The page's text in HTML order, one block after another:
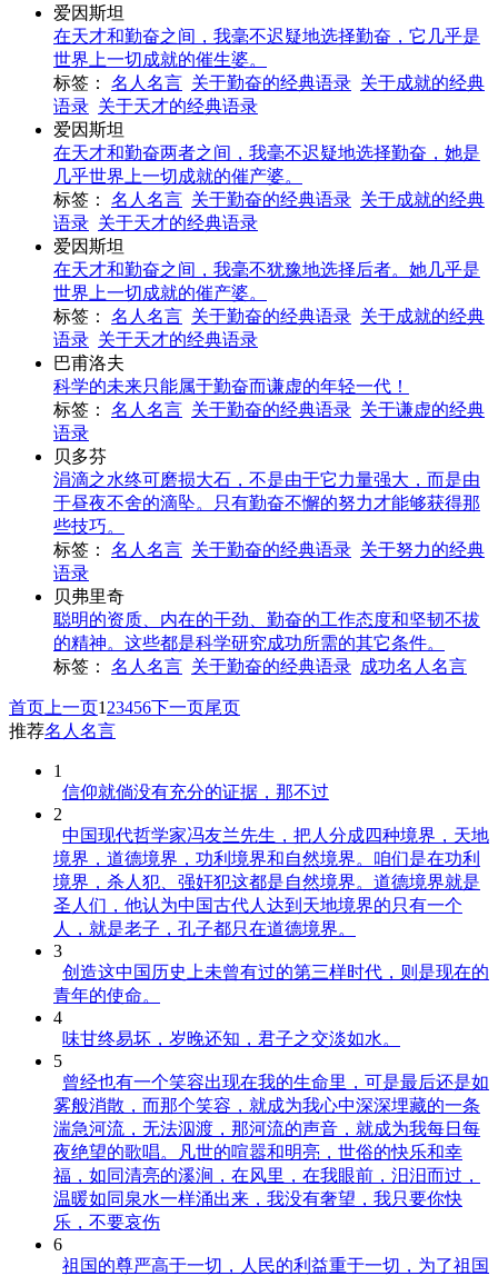
爱因斯坦
在天才和勤奋之间，我毫不迟疑地选择勤奋，它几乎是
世界上一切成就的催生婆。
标签：
名人名言 关于勤奋的经典语录 关于成就的经典
语录 关于天才的经典语录
爱因斯坦
在天才和勤奋两者之间，我毫不迟疑地选择勤奋，她是
几乎世界上一切成就的催产婆。
标签：
名人名言 关于勤奋的经典语录 关于成就的经典
语录 关于天才的经典语录
爱因斯坦
在天才和勤奋之间，我毫不犹豫地选择后者。她几乎是
世界上一切成就的催产婆。
标签：
名人名言 关于勤奋的经典语录 关于成就的经典
语录 关于天才的经典语录
巴甫洛夫
科学的未来只能属于勤奋而谦虚的年轻一代！
标签：
名人名言 关于勤奋的经典语录 关于谦虚的经典
语录
贝多芬
涓滴之水终可磨损大石，不是由于它力量强大，而是由
于昼夜不舍的滴坠。只有勤奋不懈的努力才能够获得那
些技巧。
标签：
名人名言 关于勤奋的经典语录 关于努力的经典
语录
贝弗里奇
聪明的资质、内在的干劲、勤奋的工作态度和坚韧不拔
的精神。这些都是科学研究成功所需的其它条件。
标签：
名人名言 关于勤奋的经典语录 成功名人名言
首页 上一页1 23456下一页尾页
推荐名人名言
1
信仰就倘没有充分的证据，那不过
2
中国现代哲学家冯友兰先生，把人分成四种境界，天地
境界，道德境界，功利境界和自然境界。咱们是在功利
境界，杀人犯、强奸犯这都是自然境界。道德境界就是
圣人们，他认为中国古代人达到天地境界的只有一个
人，就是老子，孔子都只在道德境界。
3
创造这中国历史上未曾有过的第三样时代，则是现在的
青年的使命。
4
味甘终易坏，岁晚还知，君子之交淡如水。
5
曾经也有一个笑容出现在我的生命里，可是最后还是如
雾般消散，而那个笑容，就成为我心中深深埋藏的一条
湍急河流，无法泅渡，那河流的声音，就成为我每日每
夜绝望的歌唱。凡世的喧嚣和明亮，世俗的快乐和幸
福，如同清亮的溪涧，在风里，在我眼前，汨汨而过，
温暖如同泉水一样涌出来，我没有奢望，我只要你快
乐，不要哀伤
6
祖国的尊严高于一切，人民的利益重于一切，为了祖国